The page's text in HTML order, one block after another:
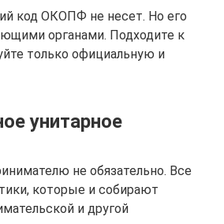
код ОКОПФ не несет. Но его
органами. Подходите к
только официальную и
унитарное
не обязательно. Все
которые и собирают
и другой